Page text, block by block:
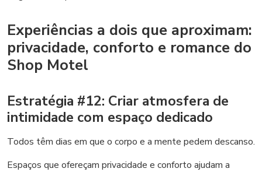
Experiências a dois que aproximam:
privacidade, conforto e romance do
Shop Motel
Estratégia #12: Criar atmosfera de
intimidade com espaço dedicado
Todos têm dias em que o corpo e a mente pedem descanso.
Espaços que ofereçam privacidade e conforto ajudam a